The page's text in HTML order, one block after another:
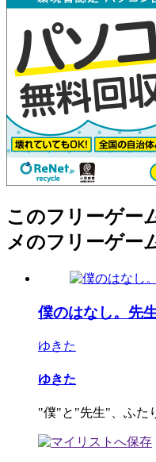
このフリーゲー
メのフリーゲー
僕のはなし。先生
ゆきた
ゆきた
"僕"と"先生"、ふた